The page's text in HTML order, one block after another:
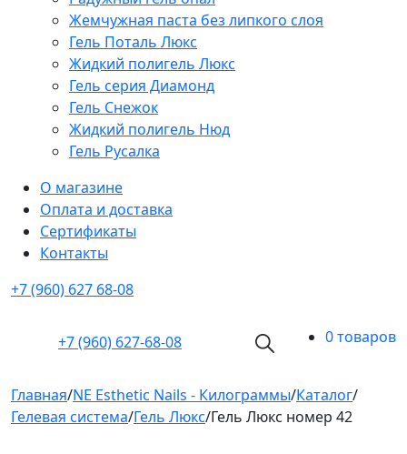
Жемчужная паста без липкого слоя
Гель Поталь Люкс
Жидкий полигель Люкс
Гель серия Диамонд
Гель Снежок
Жидкий полигель Нюд
Гель Русалка
О магазине
Оплата и доставка
Cертификаты
Контакты
+7 (960) 627 68-08
+7 (960) 627-68-08 0 товаров
Главная/NE Esthetic Nails - Килограммы/Каталог/
Гелевая система/Гель Люкс/Гель Люкс номер 42